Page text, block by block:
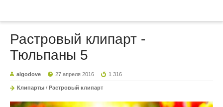
Растровый клипарт -
Тюльпаны 5
algodove 27 апреля 2016 1 316
Клипарты / Растровый клипарт